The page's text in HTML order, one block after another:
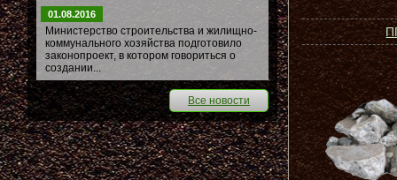
01.08.2016
Министерство строительства и жилищно-
коммунального хозяйства подготовило
законопроект, в котором говориться о
создании...
Все новости